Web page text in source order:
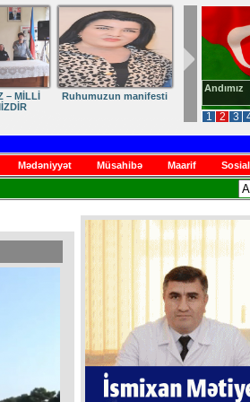
1 2 3
Andımız
– MİLLİ
Ruhumuzun manifesti
Mədəniyyət Müsahibə Maarif